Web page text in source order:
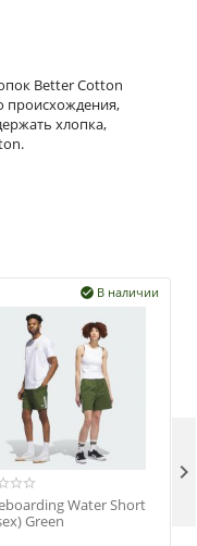
Better Cotton
происхождения,
хлопка,
В наличии

Water Short
Green
